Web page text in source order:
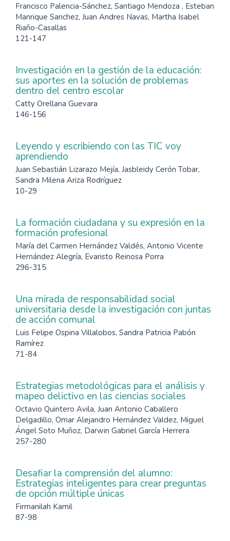
Francisco Palencia-Sánchez, Santiago Mendoza , Esteban
Manrique Sanchez, Juan Andres Navas, Martha Isabel
Riaño-Casallas
121-147
Investigación en la gestión de la educación:
sus aportes en la solución de problemas
dentro del centro escolar
Catty Orellana Guevara
146-156
Leyendo y escribiendo con las TIC voy
aprendiendo
Juan Sebastián Lizarazo Mejía, Jasbleidy Cerón Tobar,
Sandra Milena Ariza Rodríguez
10-29
La formación ciudadana y su expresión en la
formación profesional
María del Carmen Hernández Valdés, Antonio Vicente
Hernández Alegría, Evaristo Reinosa Porra
296-315
Una mirada de responsabilidad social
universitaria desde la investigación con juntas
de acción comunal
Luis Felipe Ospina Villalobos, Sandra Patricia Pabón
Ramírez
71-84
Estrategias metodológicas para el análisis y
mapeo delictivo en las ciencias sociales
Octavio Quintero Avila, Juan Antonio Caballero
Delgadillo, Omar Alejandro Hernández Valdez, Miguel
Ángel Soto Muñoz, Darwin Gabriel García Herrera
257-280
Desafiar la comprensión del alumno:
Estrategias inteligentes para crear preguntas
de opción múltiple únicas
Firmanilah Kamil
87-98